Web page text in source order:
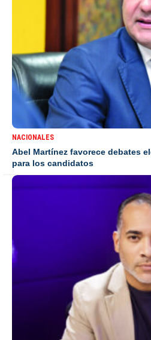
NACIONALES
Abel Martínez favorece debates
para los candidatos